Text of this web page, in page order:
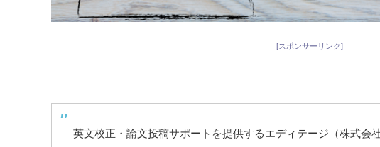
[スポンサーリンク]
英文校正・論文投稿サポートを提供するエディテージ（株式会